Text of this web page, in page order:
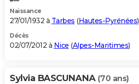
Naissance
27/01/1932 à Tarbes (Hautes-Pyrénées)
Décès
02/07/2012 à Nice (Alpes-Maritimes)
Sylvia BASCUNANA (70 ans)